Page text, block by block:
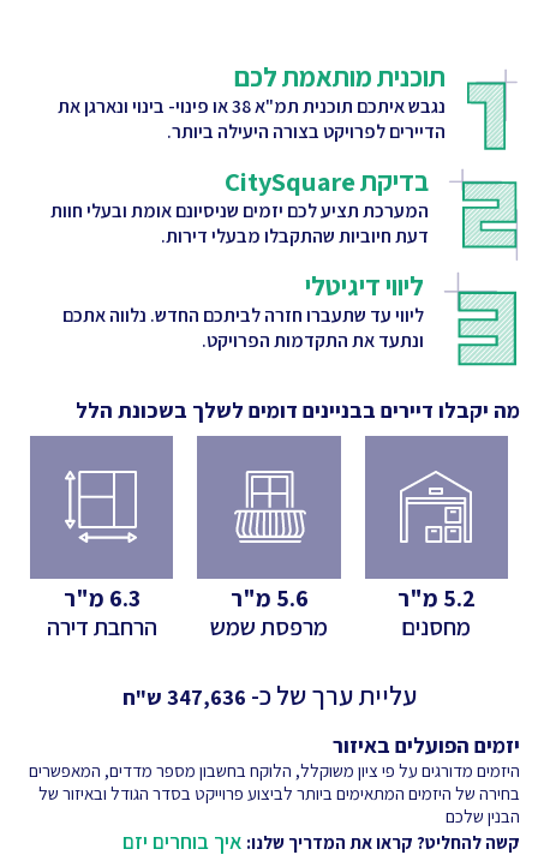
תוכנית מותאמת לכם
נגבש איתכם תוכנית תמ"א 38 או פינוי- בינוי ונארגן את
הדיירים לפרויקט בצורה היעילה ביותר.
בדיקת CitySquare
המערכת תציע לכם יזמים שניסיונם אומת ובעלי חוות
דעת חיוביות שהתקבלו מבעלי דירות.
ליווי דיגיטלי
ליווי עד שתעברו חזרה לביתכם החדש. נלווה אתכם
ונתעד את התקדמות הפרויקט.
מה יקבלו דיירים בבניינים דומים לשלך בשכונת הלל
5.2 מ"ר
מחסנים
5.6 מ"ר
מרפסת שמש
6.3 מ"ר
הרחבת דירה
עליית ערך של כ-
ש"ח
יזמים הפועלים באיזור
היזמים מדורגים על פי ציון משוקלל, הלוקח בחשבון מספר מדדים, המאפשרים
בחירה של היזמים המתאימים ביותר לביצוע פרוייקט בסדר הגודל ובאיזור של
הבנין שלכם
קשה להחליט? קראו את המדריך שלנו: איך בוחרים יזם